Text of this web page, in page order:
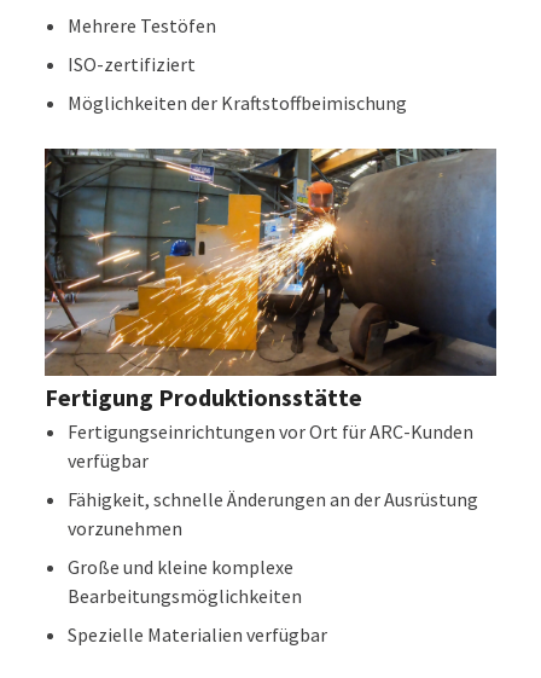
Mehrere Testöfen
ISO-zertifiziert
Möglichkeiten der Kraftstoffbeimischung
Fertigung Produktionsstätte
Fertigungseinrichtungen vor Ort für ARC-Kunden
verfügbar
Fähigkeit, schnelle Änderungen an der Ausrüstung
vorzunehmen
Große und kleine komplexe
Bearbeitungsmöglichkeiten
Spezielle Materialien verfügbar